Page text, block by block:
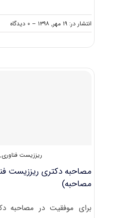
انتشار در: ۱۹ مهر, ۱۳۹۸ -- ۰ دیدگاه
on
ریززیست فناوری
مصاحبه دکتری ریززیست
مصاحبه)
برای موفقیت در مصاحبه